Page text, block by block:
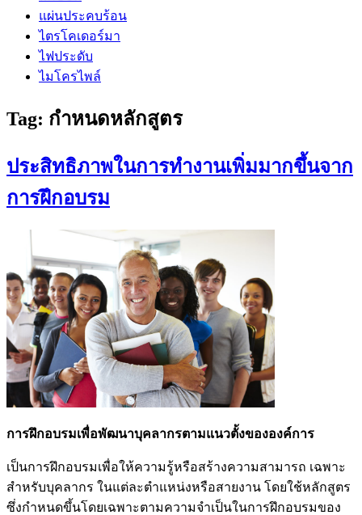
แผ่นประคบร้อน
ไตรโคเดอร์มา
ไฟประดับ
ไมโครไพล์
Tag: กำหนดหลักสูตร
ประสิทธิภาพในการทำงานเพิ่มมากขึ้นจาก
การฝึกอบรม
การฝึกอบรมเพื่อพัฒนาบุคลากรตามแนวตั้งขององค์การ
เป็นการฝึกอบรมเพื่อให้ความรู้หรือสร้างความสามารถ เฉพาะ
สำหรับบุคลากร ในแต่ละตำแหน่งหรือสายงาน โดยใช้หลักสูตร
ซึ่งกำหนดขึ้นโดยเฉพาะตามความจำเป็นในการฝึกอบรมของ